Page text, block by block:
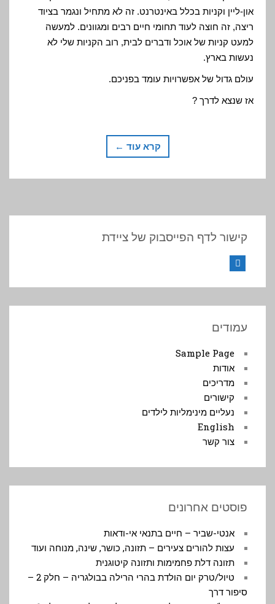
און-ליין וקניות בכלל באינטרנט. זה לא מתחיל ונגמר בציוד
ריצה, זה חוצה לעוד תחומי חיים רבים ומגוונים. למעשה
למעט קניות של אוכל ודברים לבית, רוב הקניות שלי לא
נעשות בארץ.
עולם גדול של אפשרויות עומד בפניכם.
אז שנצא לדרך ?
קרא עוד ←
קישור לדף הפייסבוק של ציידת
עמודים
Sample Page
אודות
מדריכים
קישורים
נעליים מינימליות לילדים
English
צור קשר
פוסטים אחרונים
אנטי-שביר – חיים בתנאי אי-ודאות
עצות להורים צעירים – תזונה, כושר, שינה, מנוחה ועוד
תזונה דלת פחמימות ותזונה קיטוגנית
טיול/טרק יום הולדת בהרי הרילה בבולגריה – חלק 2 –
סיפור דרך